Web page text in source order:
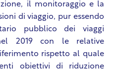
il monitoraggio e la
di viaggio, pur essendo
pubblico dei viaggi
2019 con le relative
rispetto al quale
obiettivi di riduzione